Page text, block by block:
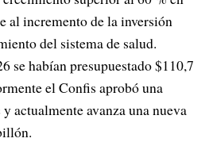
al incremento de la inversión
del sistema de salud.
se habían presupuestado $110,7
el Confis aprobó una
actualmente avanza una nueva